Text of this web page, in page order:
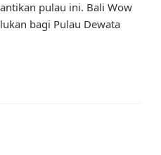
pulau ini. Bali Wow
bagi Pulau Dewata